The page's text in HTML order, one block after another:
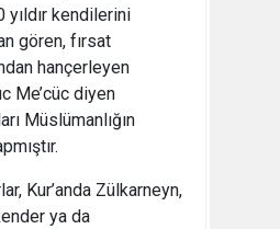
yıldır kendilerini
gören, fırsat
hançerleyen
Me’cüc diyen
Müslümanlığın
Kur’anda Zülkarneyn,
ya da